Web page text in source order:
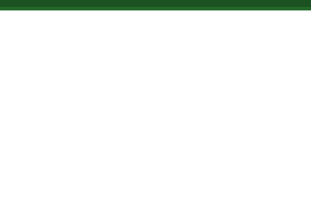
Skip to main content